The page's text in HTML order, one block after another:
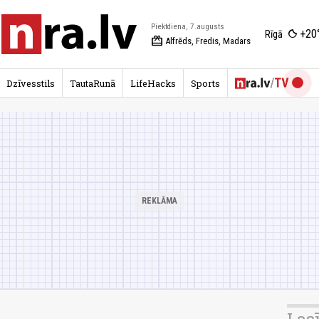
Piektdiena, 7.augusts
redeem Alfrēds, Fredis, Madars
Rīgā
Dzīvesstils TautaRunā LifeHacks Sports